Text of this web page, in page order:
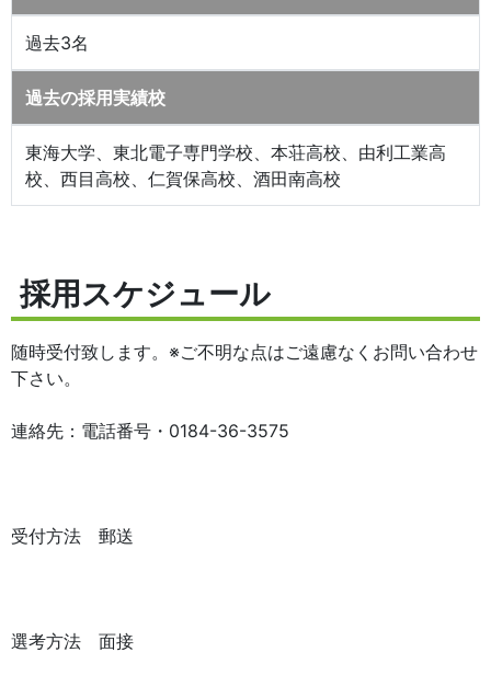
過去3名
過去の採用実績校
東海大学、東北電子専門学校、本荘高校、由利工業高
校、西目高校、仁賀保高校、酒田南高校
採用スケジュール
随時受付致します。※ご不明な点はご遠慮なくお問い合わせ
下さい。
連絡先：電話番号・0184-36-3575
受付方法 郵送
選考方法 面接